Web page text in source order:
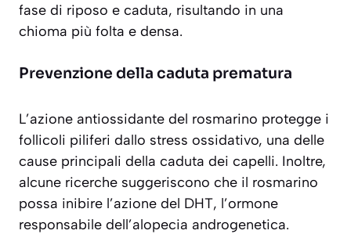
fase di riposo e caduta, risultando in una
chioma più folta e densa.
Prevenzione della caduta prematura
L’azione antiossidante del rosmarino protegge i
follicoli piliferi dallo stress ossidativo, una delle
cause principali della caduta dei capelli. Inoltre,
alcune ricerche suggeriscono che il rosmarino
possa inibire l’azione del DHT, l’ormone
responsabile dell’alopecia androgenetica.